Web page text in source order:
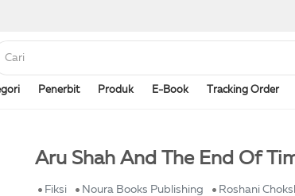
Penerbit Produk E-Book Tracking Order
Aru Shah And The End Of
Fiksi Noura Books Publishing Roshani